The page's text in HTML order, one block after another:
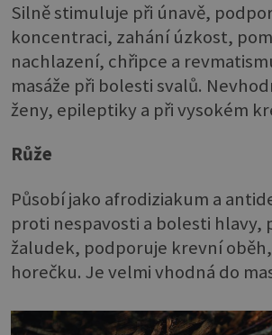
Silně stimuluje při únavě,
koncentraci, zahání úzkost,
nachlazení, chřipce a
masáže při bolesti svalů.
ženy, epileptiky a při vysokém
Růže
Působí jako afrodiziakum a
proti nespavosti a bolesti hlavy,
žaludek, podporuje krevní
horečku. Je velmi vhodná do